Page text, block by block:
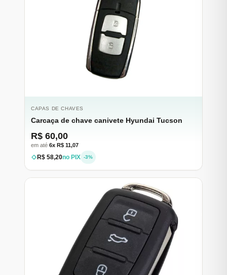
CAPAS DE CHAVES
Carcaça de chave canivete Hyundai Tucson
R$ 60,00
em até 6x R$ 11,07
R$ 58,20no PIX -3%